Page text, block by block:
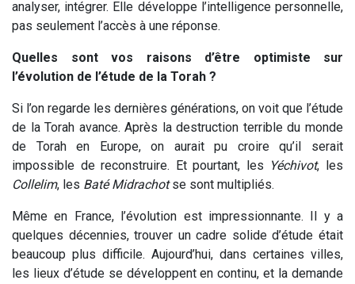
analyser, intégrer. Elle développe l’intelligence personnelle,
pas seulement l’accès à une réponse.
Quelles sont vos raisons d’être optimiste sur
l’évolution de l’étude de la Torah ?
Si l’on regarde les dernières générations, on voit que l’étude
de la Torah avance. Après la destruction terrible du monde
de Torah en Europe, on aurait pu croire qu’il serait
impossible de reconstruire. Et pourtant, les Yéchivot, les
Collelim, les Baté Midrachotse sont multipliés.
Même en France, l’évolution est impressionnante. Il y a
quelques décennies, trouver un cadre solide d’étude était
beaucoup plus difficile. Aujourd’hui, dans certaines villes,
les lieux d’étude se développent en continu, et la demande